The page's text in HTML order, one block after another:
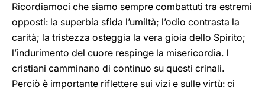
Ricordiamoci che siamo sempre combattuti tra estremi
opposti: la superbia sfida l’umiltà; l’odio contrasta la
carità; la tristezza osteggia la vera gioia dello Spirito;
l’indurimento del cuore respinge la misericordia. I
cristiani camminano di continuo su questi crinali.
Perciò è importante riflettere sui vizi e sulle virtù: ci